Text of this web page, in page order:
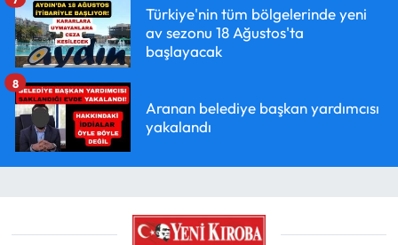
Türkiye'nin tüm bölgelerinde yeni
av sezonu 18 Ağustos'ta
başlayacak
Aranan belediye başkan yardımcısı
yakalandı
8